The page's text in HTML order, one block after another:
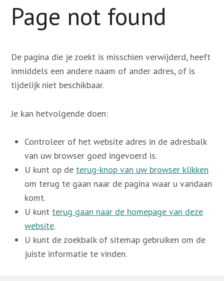
Page not found
De pagina die je zoekt is misschien verwijderd, heeft
inmiddels een andere naam of ander adres, of is
tijdelijk niet beschikbaar.
Je kan hetvolgende doen:
Controleer of het website adres in de adresbalk
van uw browser goed ingevoerd is.
U kunt op de terug-knop van uw browser klikken
om terug te gaan naar de pagina waar u vandaan
komt.
U kunt terug gaan naar de homepage van deze
website.
U kunt de zoekbalk of sitemap gebruiken om de
juiste informatie te vinden.
Vrijwilligers oudejaarsavond
Contact
Account